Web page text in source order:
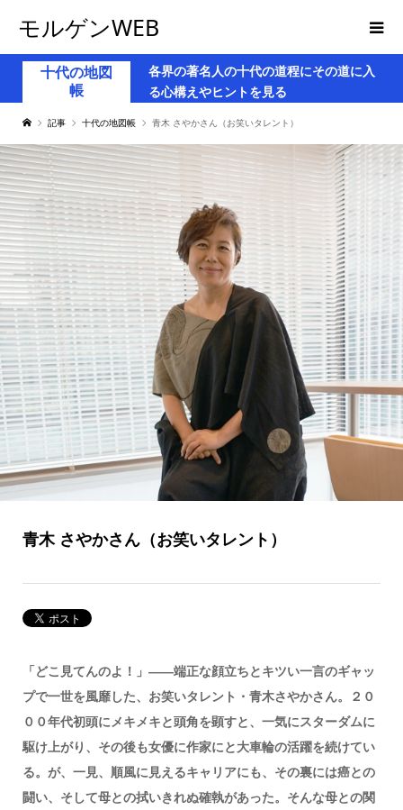
モルゲンWEB
十代の地図
帳
各界の著名人の十代の道程にその道に入
る心構えやヒントを見る
記事 十代の地図帳 青木 さやかさん（お笑いタレント）
青木 さやかさん（お笑いタレント）
「どこ見てんのよ！」——端正な顔立ちとキツい一言のギャッ
プで一世を風靡した、お笑いタレント・青木さやかさん。２０
００年代初頭にメキメキと頭角を顕すと、一気にスターダムに
駆け上がり、その後も女優に作家にと大車輪の活躍を続けてい
る。が、一見、順風に見えるキャリアにも、その裏には癌との
闘い、そして母との拭いきれぬ確執があった。そんな母との関